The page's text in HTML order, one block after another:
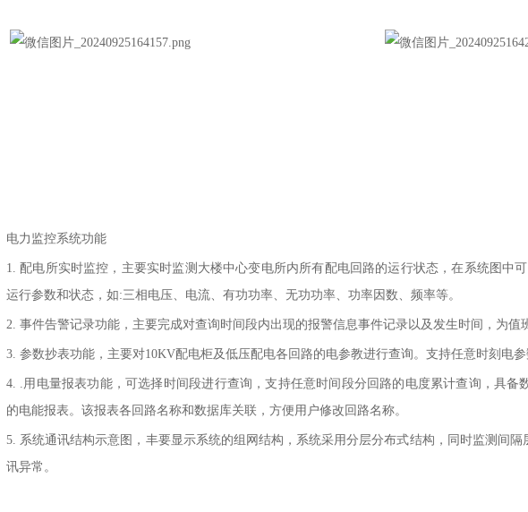
电力监控系统功能
1. 配电所实时监控，主要实时监测 大楼中心变电所内所有配电回路的运行状态，在系统图中
运行参数和状态，如:三相电压、电流、有功功率、无功功率、功率因数、频率等。
2. 事件告警记录功能，主要完成对查询时间段内出现的报警信息事件记录以及发生时间，为
3. 参数抄表功能，主要对10KV配电柜及低压配电各回路的电参教进行查询。支持任意时刻电
4. .用电量报表功能，可选择时间段进行查询，支持任意时间段分回路的电度累计查询，具
的电能报表。该报表各回路名称和数据库关联，方便用户修改回路名称。
5. 系统通讯结构示意图，丰要显示系统的组网结构，系统采用分层分布式结构，同时监测间
讯异常。